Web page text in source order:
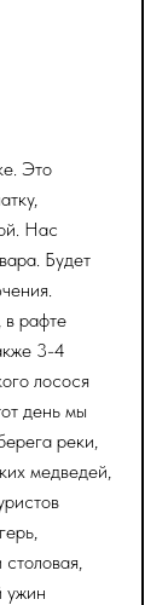
Это
Нас
Будет
в рафте
3-4
лосося
день мы
реки,
медведей,
ужин